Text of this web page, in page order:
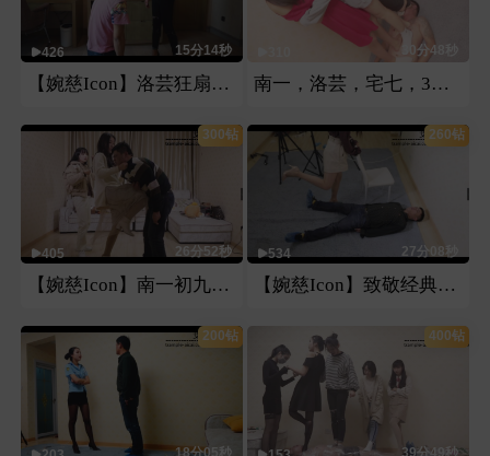
426 15分14秒
【婉慈Icon】洛芸狂扇家务奴耳光
30分48秒
南一，洛芸，宅七，3人白袜运动鞋调教
300钻
405 26分52秒
【婉慈Icon】南一初九暴力踢踹
260钻
534 27分08秒
【婉慈Icon】致敬经典曼捌多视角踢裆
200钻
18分05秒
400钻
39分49秒